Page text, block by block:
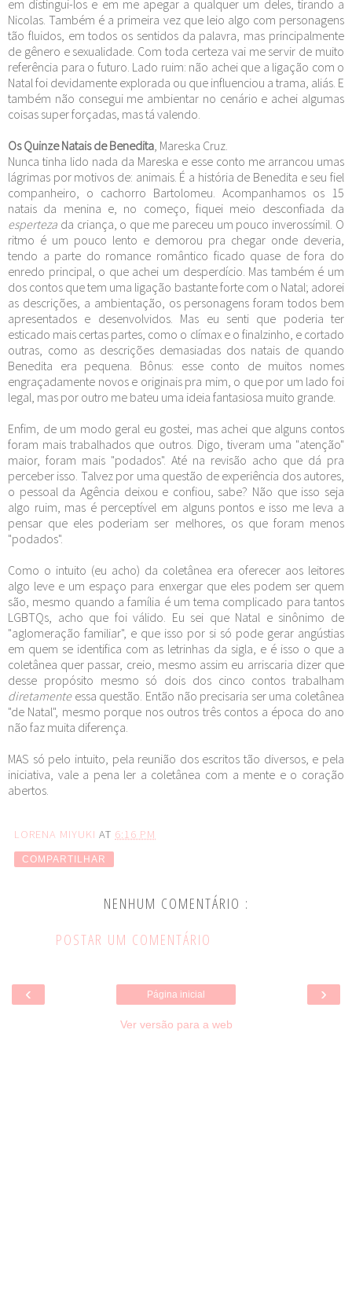
em distingui-los e em me apegar a qualquer um deles, tirando a
Nicolas. Também é a primeira vez que leio algo com personagens
tão fluidos, em todos os sentidos da palavra, mas principalmente
de gênero e sexualidade. Com toda certeza vai me servir de muito
referência para o futuro. Lado ruim: não achei que a ligação com o
Natal foi devidamente explorada ou que influenciou a trama, aliás. E
também não consegui me ambientar no cenário e achei algumas
coisas super forçadas, mas tá valendo.
Os Quinze Natais de Benedita , Mareska Cruz.
Nunca tinha lido nada da Mareska e esse conto me arrancou umas
lágrimas por motivos de: animais. É a história de Benedita e seu fiel
companheiro, o cachorro Bartolomeu. Acompanhamos os 15
natais da menina e, no começo, fiquei meio desconfiada da
esperteza da criança, o que me pareceu um pouco inverossímil. O
ritmo é um pouco lento e demorou pra chegar onde deveria,
tendo a parte do romance romântico ficado quase de fora do
enredo principal, o que achei um desperdício. Mas também é um
dos contos que tem uma ligação bastante forte com o Natal; adorei
as descrições, a ambientação, os personagens foram todos bem
apresentados e desenvolvidos. Mas eu senti que poderia ter
esticado mais certas partes, como o clímax e o finalzinho, e cortado
outras, como as descrições demasiadas dos natais de quando
Benedita era pequena. Bônus: esse conto de muitos nomes
engraçadamente novos e originais pra mim, o que por um lado foi
legal, mas por outro me bateu uma ideia fantasiosa muito grande.
Enfim, de um modo geral eu gostei, mas achei que alguns contos
foram mais trabalhados que outros. Digo, tiveram uma "atenção"
maior, foram mais "podados". Até na revisão acho que dá pra
perceber isso. Talvez por uma questão de experiência dos autores,
o pessoal da Agência deixou e confiou, sabe? Não que isso seja
algo ruim, mas é perceptível em alguns pontos e isso me leva a
pensar que eles poderiam ser melhores, os que foram menos
"podados".
Como o intuito (eu acho) da coletânea era oferecer aos leitores
algo leve e um espaço para enxergar que eles podem ser quem
são, mesmo quando a família é um tema complicado para tantos
LGBTQs, acho que foi válido. Eu sei que Natal e sinônimo de
"aglomeração familiar", e que isso por si só pode gerar angústias
em quem se identifica com as letrinhas da sigla, e é isso o que a
coletânea quer passar, creio, mesmo assim eu arriscaria dizer que
desse propósito mesmo só dois dos cinco contos trabalham
diretamenteessa questão. Então não precisaria ser uma coletânea
"de Natal", mesmo porque nos outros três contos a época do ano
não faz muita diferença.
MAS só pelo intuito, pela reunião dos escritos tão diversos, e pela
iniciativa, vale a pena ler a coletânea com a mente e o coração
abertos.
LORENA MIYUKI AT 6:16 PM
COMPARTILHAR
NENHUM COMENTÁRIO :
POSTAR UM COMENTÁRIO
‹ ›
Página inicial
Ver versão para a web